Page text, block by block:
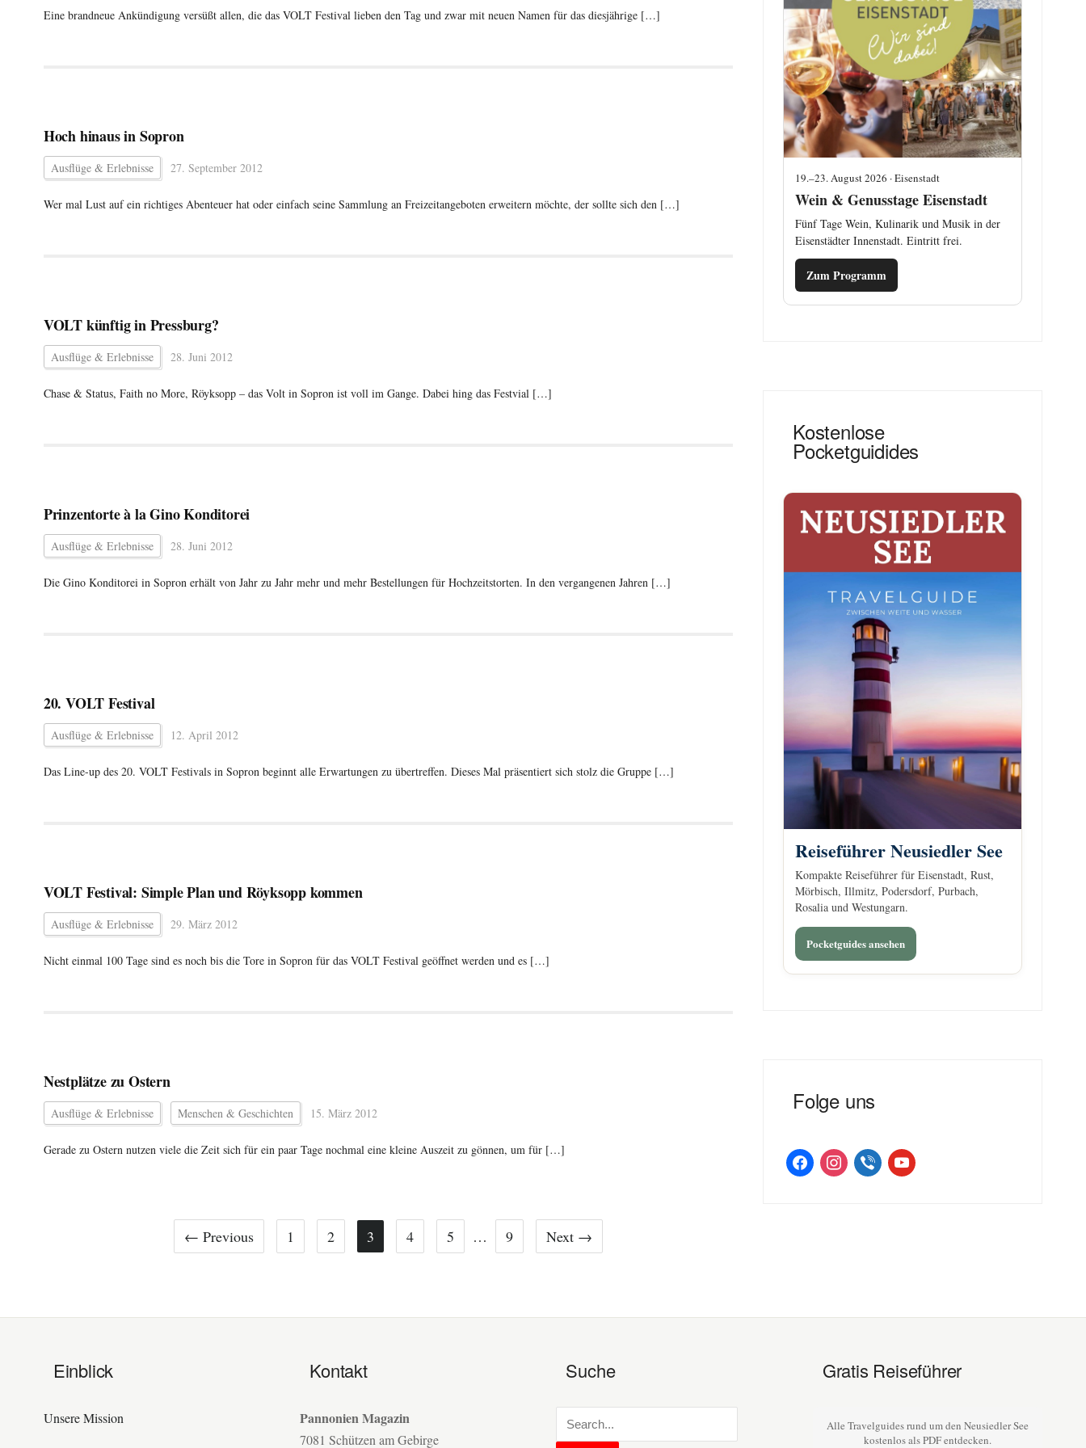
Eine brandneue Ankündigung versüßt allen, die das VOLT Festival lieben den Tag und zwar mit neuen Namen für das diesjährige […]
Hoch hinaus in Sopron
Ausflüge & Erlebnisse 27. September 2012
Wer mal Lust auf ein richtiges Abenteuer hat oder einfach seine Sammlung an Freizeitangeboten erweitern möchte, der sollte sich den […]
VOLT künftig in Pressburg?
Ausflüge & Erlebnisse 28. Juni 2012
Chase & Status, Faith no More, Röyksopp – das Volt in Sopron ist voll im Gange. Dabei hing das Festvial […]
Prinzentorte à la Gino Konditorei
Ausflüge & Erlebnisse 28. Juni 2012
Die Gino Konditorei in Sopron erhält von Jahr zu Jahr mehr und mehr Bestellungen für Hochzeitstorten. In den vergangenen Jahren […]
20. VOLT Festival
Ausflüge & Erlebnisse 12. April 2012
Das Line-up des 20. VOLT Festivals in Sopron beginnt alle Erwartungen zu übertreffen. Dieses Mal präsentiert sich stolz die Gruppe […]
VOLT Festival: Simple Plan und Röyksopp kommen
Ausflüge & Erlebnisse 29. März 2012
Nicht einmal 100 Tage sind es noch bis die Tore in Sopron für das VOLT Festival geöffnet werden und es […]
Nestplätze zu Ostern
Ausflüge & Erlebnisse Menschen & Geschichten 15. März 2012
Gerade zu Ostern nutzen viele die Zeit sich für ein paar Tage nochmal eine kleine Auszeit zu gönnen, um für […]
← Previous 1 2 3 4 5 … 9 Next →
19.–23. August 2026 · Eisenstadt
Wein & Genusstage Eisenstadt
Fünf Tage Wein, Kulinarik und Musik in der
Eisenstädter Innenstadt. Eintritt frei.
Zum Programm
Kostenlose
Pocketguidides
Reiseführer Neusiedler See
Kompakte Reiseführer für Eisenstadt, Rust,
Mörbisch, Illmitz, Podersdorf, Purbach,
Rosalia und Westungarn.
Pocketguides ansehen
Folge uns
facebookinstagramviber youtube
Einblick
Unsere Mission
Kontakt
Pannonien Magazin
7081 Schützen am Gebirge
Suche Gratis Reiseführer
Alle Travelguides rund um den Neusiedler See
kostenlos als PDF entdecken.